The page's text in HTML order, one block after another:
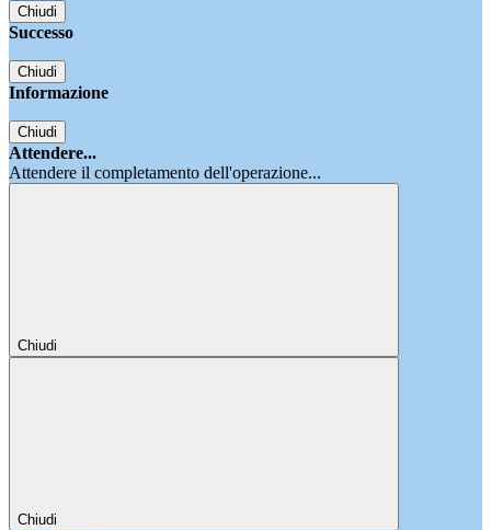
Chiudi
Successo
Chiudi
Informazione
Chiudi
Attendere...
Attendere il completamento dell'operazione...
Chiudi
Chiudi